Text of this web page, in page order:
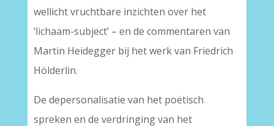
wellicht vruchtbare inzichten over het
‘lichaam-subject’ – en de commentaren van
Martin Heidegger bij het werk van Friedrich
Hölderlin.
De depersonalisatie van het poëtisch
spreken en de verdringing van het